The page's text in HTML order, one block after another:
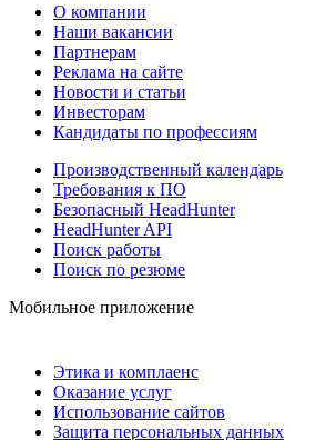
О компании
Наши вакансии
Партнерам
Реклама на сайте
Новости и статьи
Инвесторам
Кандидаты по профессиям
Производственный календарь
Требования к ПО
Безопасный HeadHunter
HeadHunter API
Поиск работы
Поиск по резюме
Мобильное приложение
Этика и комплаенс
Оказание услуг
Использование сайтов
Защита персональных данных